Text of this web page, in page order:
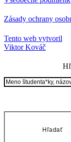
Zásady ochrany
Tento web vytvoril
Viktor Kováč
Hľadať